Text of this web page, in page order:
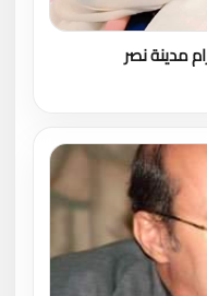
مدينة نصر